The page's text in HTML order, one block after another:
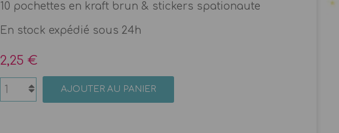
10 pochettes en kraft brun & stickers spationaute
En stock expédié sous 24h
2,25 €
AJOUTER AU PANIER